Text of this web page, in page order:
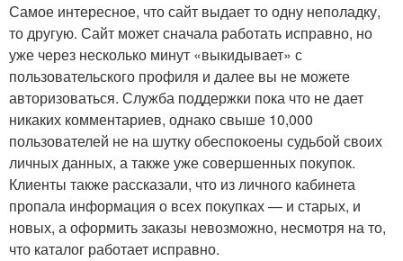
Самое интересное, что сайт выдает то одну неполадку,
то другую. Сайт может сначала работать исправно, но
уже через несколько минут «выкидывает» с
пользовательского профиля и далее вы не можете
авторизоваться. Служба поддержки пока что не дает
никаких комментариев, однако свыше 10,000
пользователей не на шутку обеспокоены судьбой своих
личных данных, а также уже совершенных покупок.
Клиенты также рассказали, что из личного кабинета
пропала информация о всех покупках — и старых, и
новых, а оформить заказы невозможно, несмотря на то,
что каталог работает исправно.